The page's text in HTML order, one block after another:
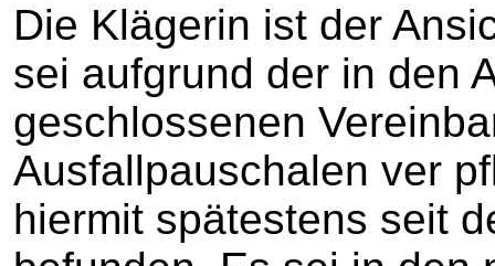
Die Klägerin ist der
sei aufgrund der in den
geschlossenen
Ausfallpauschalen ver
hiermit spätestens seit